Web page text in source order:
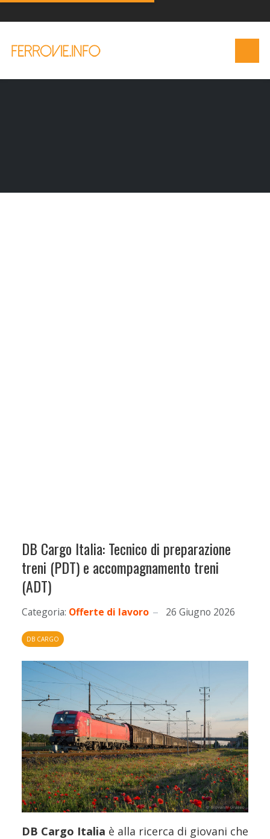
DB Cargo Italia: Tecnico di preparazione
treni (PDT) e accompagnamento treni
(ADT)
Categoria: Offerte di lavoro 26 Giugno 2026
DB CARGO
DB Cargo Italia è alla ricerca di giovani che